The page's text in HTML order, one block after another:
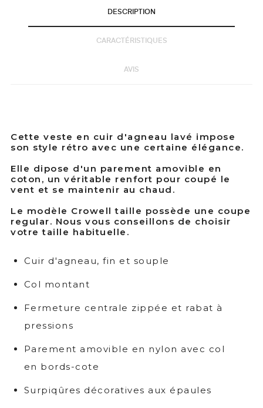
DESCRIPTION
CARACTÉRISTIQUES
AVIS
Cette veste en cuir d'agneau lavé impose
son style rétro avec une certaine élégance.
Elle dipose d'un parement amovible en
coton, un véritable renfort pour coupé le
vent et se maintenir au chaud.
Le modèle Crowell taille possède une coupe
regular. Nous vous conseillons de choisir
votre taille habituelle.
Cuir d'agneau, fin et souple
Col montant
Fermeture centrale zippée et rabat à
pressions
Parement amovible en nylon avec col
en bords-cote
Surpiqûres décoratives aux épaules